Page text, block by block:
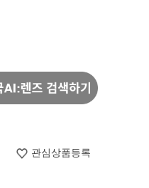
관심상품등록